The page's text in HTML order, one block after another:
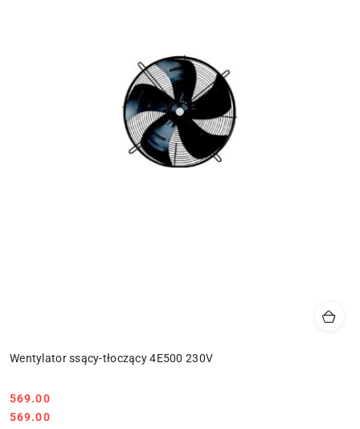
Wentylator ssący-tłoczący 4E500 230V
Cena:
569.00
Cena:
569.00